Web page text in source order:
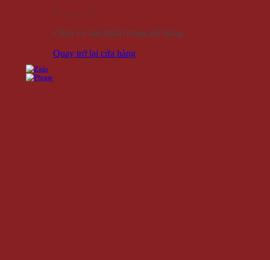
Chưa có sản phẩm trong giỏ hàng.
Quay trở lại cửa hàng